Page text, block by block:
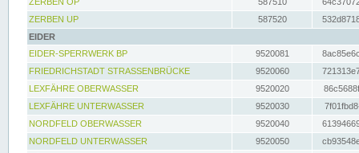
ZERBEN UP
587520
EIDER
EIDER-SPERRWERK BP
9520081
FRIEDRICHSTADT STRASSENBRÜCKE
9520060
LEXFÄHRE OBERWASSER
9520020
LEXFÄHRE UNTERWASSER
9520030
NORDFELD OBERWASSER
9520040
NORDFELD UNTERWASSER
9520050